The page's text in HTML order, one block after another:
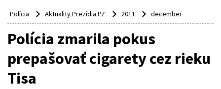
Polícia Aktuality Prezídia PZ 2011 december
Polícia zmarila pokus
prepašovať cigarety cez rieku
Tisa